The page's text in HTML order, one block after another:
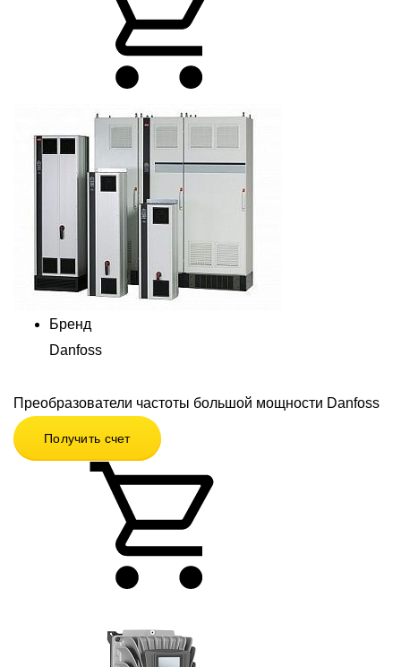
Бренд
Danfoss
Преобразователи частоты большой мощности Danfoss
Получить счет